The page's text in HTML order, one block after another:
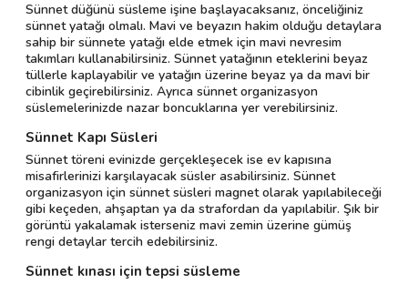
Sünnet düğünü süsleme işine başlayacaksanız, önceliğiniz
sünnet yatağı olmalı. Mavi ve beyazın hakim olduğu detaylara
sahip bir sünnete yatağı elde etmek için mavi nevresim
takımları kullanabilirsiniz. Sünnet yatağının eteklerini beyaz
tüllerle kaplayabilir ve yatağın üzerine beyaz ya da mavi bir
cibinlik geçirebilirsiniz. Ayrıca sünnet organizasyon
süslemelerinizde nazar boncuklarına yer verebilirsiniz.
Sünnet Kapı Süsleri
Sünnet töreni evinizde gerçekleşecek ise ev kapısına
misafirlerinizi karşılayacak süsler asabilirsiniz. Sünnet
organizasyon için sünnet süsleri magnet olarak yapılabileceği
gibi keçeden, ahşaptan ya da strafordan da yapılabilir. Şık bir
görüntü yakalamak isterseniz mavi zemin üzerine gümüş
rengi detaylar tercih edebilirsiniz.
Sünnet kınası için tepsi süsleme